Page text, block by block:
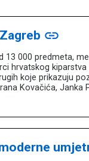
link
13 000 predmeta,
hrvatskog
koje prikazuju
Kovačića, Janka